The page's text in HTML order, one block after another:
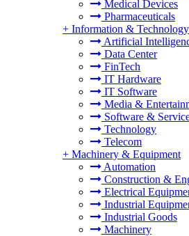
Medical Devices
Pharmaceuticals
+ Information & Technology
Artificial
Data Center
FinTech
IT Hardware
IT Software
Media &
Software &
Technology
Telecom
+ Machinery & Equipment
Automation
Construction &
Electrical
Industrial
Industrial Goods
Machinery